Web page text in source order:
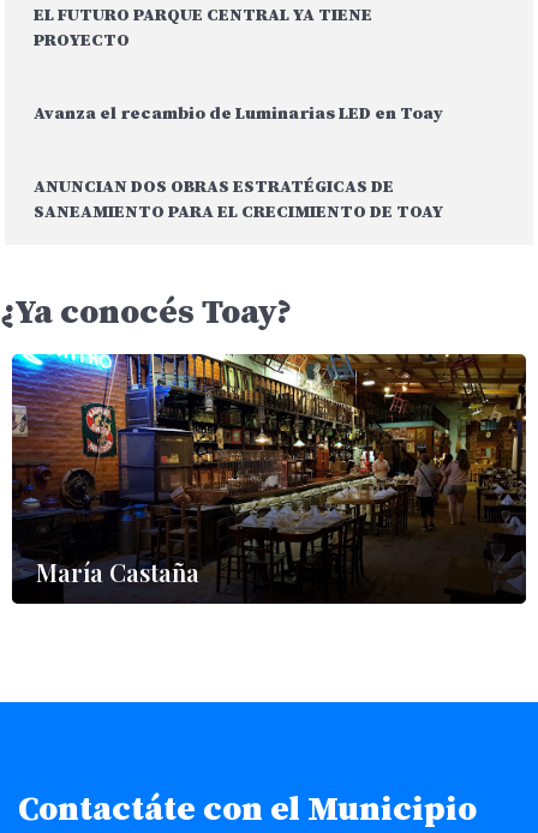
EL FUTURO PARQUE CENTRAL YA TIENE
PROYECTO
Avanza el recambio de Luminarias LED en Toay
ANUNCIAN DOS OBRAS ESTRATÉGICAS DE
SANEAMIENTO PARA EL CRECIMIENTO DE TOAY
¿Ya conocés Toay?
María Castaña
Contactáte con el Municipio